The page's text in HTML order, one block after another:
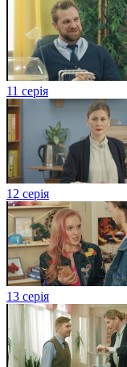
11 серія
12 серія
13 серія